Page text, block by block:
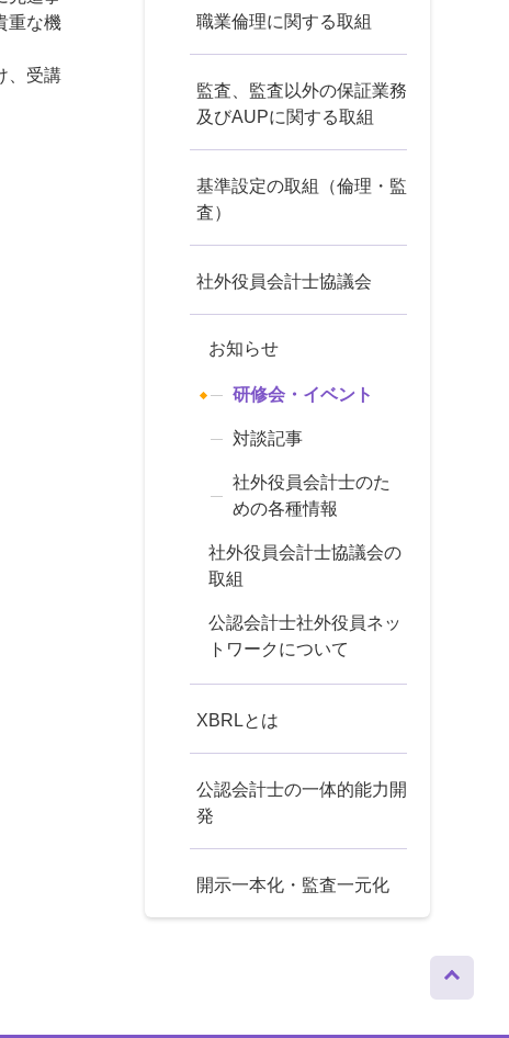
重な機
、受講
職業倫理に関する取組
監査、監査以外の保証業務
及びAUPに関する取組
基準設定の取組（倫理・監
査）
社外役員会計士協議会
お知らせ
研修会・イベント
対談記事
社外役員会計士のた
めの各種情報
社外役員会計士協議会の
取組
公認会計士社外役員ネッ
トワークについて
XBRLとは
公認会計士の一体的能力開
発
開示一本化・監査一元化
ップへ